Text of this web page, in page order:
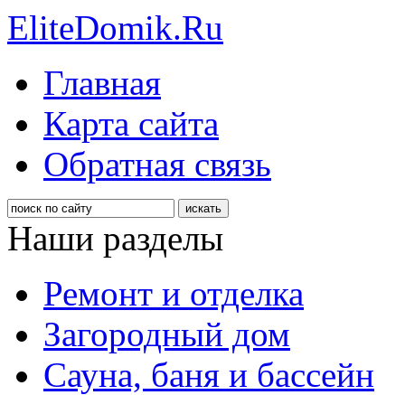
EliteDomik.Ru
Главная
Карта сайта
Обратная связь
Наши разделы
Ремонт и отделка
Загородный дом
Сауна, баня и бассейн